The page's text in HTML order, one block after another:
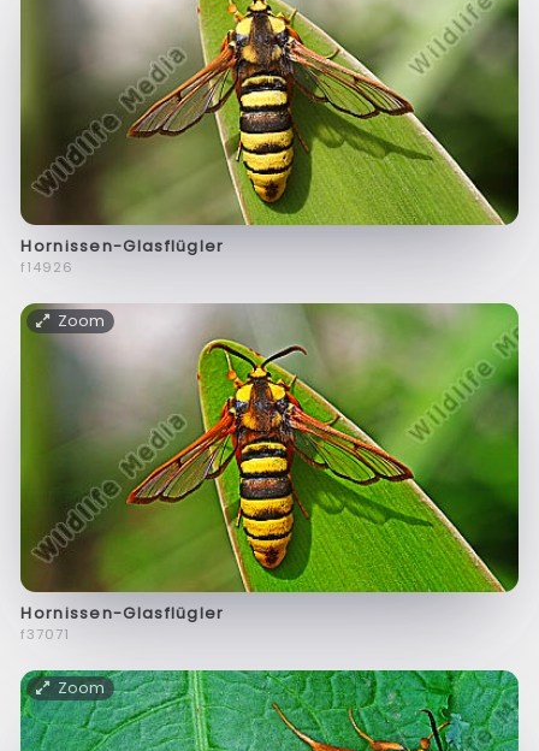
Hornissen-Glasflügler
f14926
Zoom
Hornissen-Glasflügler
f37071
Zoom